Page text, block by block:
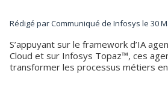
Rédigé par Communiqué de Infosys le 30
S’appuyant sur le framework d’IA
Cloud et sur Infosys Topaz™, ces
transformer les processus métiers